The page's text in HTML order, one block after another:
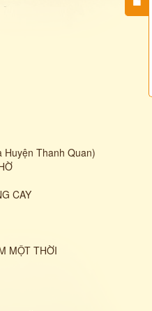
Huyện Thanh Quan)
CAY
MỘT THỜI